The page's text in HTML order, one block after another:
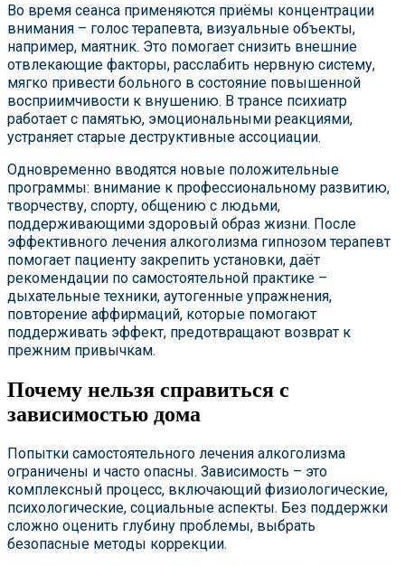
Во время сеанса применяются приёмы концентрации
внимания – голос терапевта, визуальные объекты,
например, маятник. Это помогает снизить внешние
отвлекающие факторы, расслабить нервную систему,
мягко привести больного в состояние повышенной
восприимчивости к внушению. В трансе психиатр
работает с памятью, эмоциональными реакциями,
устраняет старые деструктивные ассоциации.
Одновременно вводятся новые положительные
программы: внимание к профессиональному развитию,
творчеству, спорту, общению с людьми,
поддерживающими здоровый образ жизни. После
эффективного лечения алкоголизма гипнозом терапевт
помогает пациенту закрепить установки, даёт
рекомендации по самостоятельной практике –
дыхательные техники, аутогенные упражнения,
повторение аффирмаций, которые помогают
поддерживать эффект, предотвращают возврат к
прежним привычкам.
Почему нельзя справиться с
зависимостью дома
Попытки самостоятельного лечения алкоголизма
ограничены и часто опасны. Зависимость – это
комплексный процесс, включающий физиологические,
психологические, социальные аспекты. Без поддержки
сложно оценить глубину проблемы, выбрать
безопасные методы коррекции.